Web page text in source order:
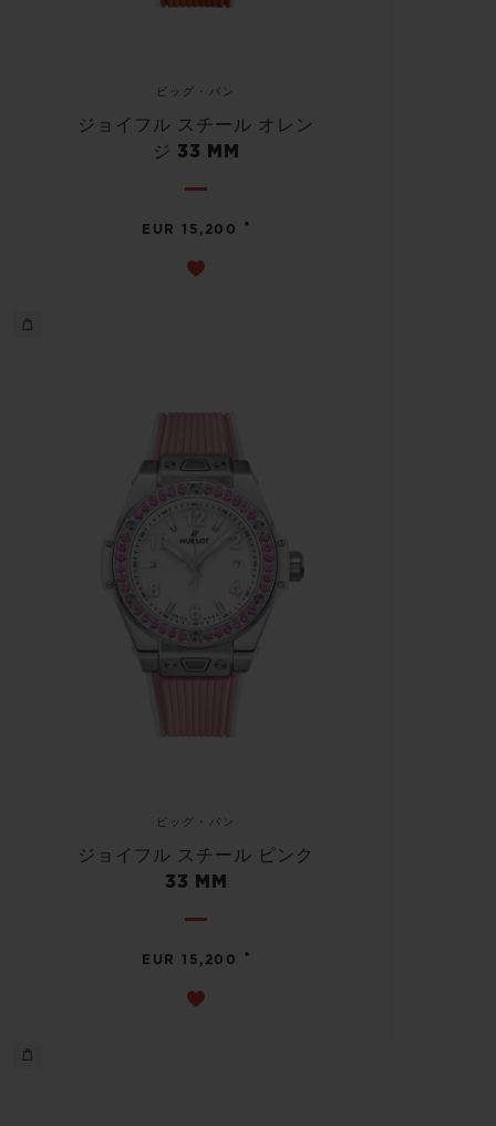
ビッグ・バン
ジョイフル スチール オレン
ジ 33 MM
EUR 15,200 •
ビッグ・バン
ジョイフル スチール ピンク
33 MM
EUR 15,200 •